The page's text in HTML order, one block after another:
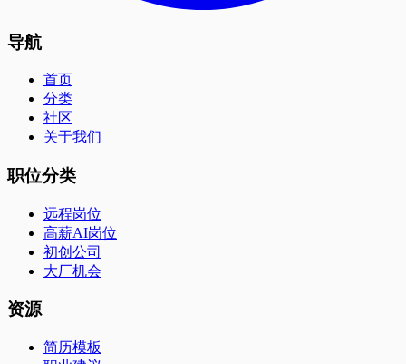
导航
首页
分类
社区
关于我们
职位分类
远程岗位
高薪AI岗位
初创公司
大厂机会
资源
简历模板